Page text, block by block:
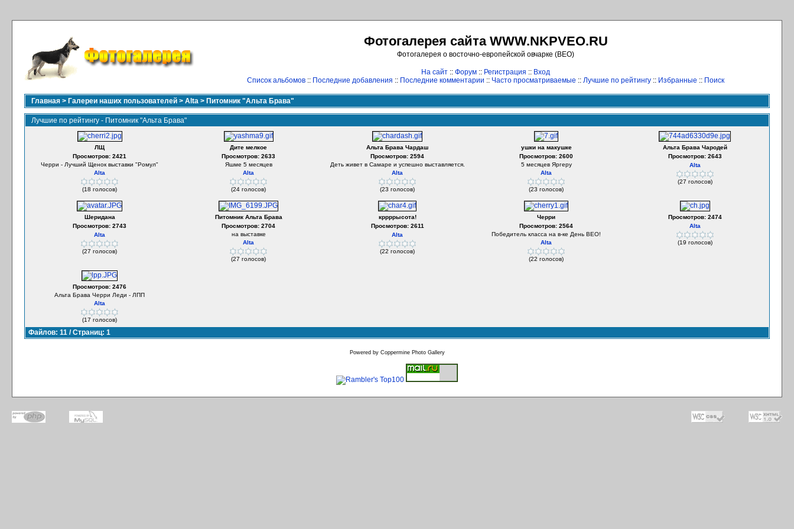
Фотогалерея сайта WWW.NKPVEO.RU
Фотогалерея о восточно-европейской овчарке (ВЕО)
На сайт :: Форум :: Регистрация :: Вход
Список альбомов :: Последние добавления :: Последние комментарии :: Часто просматриваемые :: Лучшие по рейтингу :: Избранные :: Поиск
Главная > Галереи наших пользователей > Alta > Питомник "Альта Брава"
Лучшие по рейтингу - Питомник "Альта Брава"
ЛЩ
Просмотров: 2421
Черри - Лучший Щенок выставки "Ромул"
Alta
(18 голосов)
Дите мелкое
Просмотров: 2633
Яшме 5 месяцев
Alta
(24 голосов)
Альта Брава Чардаш
Просмотров: 2594
Деть живет в Самаре и успешно выставляется.
Alta
(23 голосов)
ушки на макушке
Просмотров: 2600
5 месяцев Яргеру
Alta
(23 голосов)
Альта Брава Чародей
Просмотров: 2643
Alta
(27 голосов)
Шеридана
Просмотров: 2743
Alta
(27 голосов)
Питомник Альта Брава
Просмотров: 2704
на выставке
Alta
(27 голосов)
кррррысота!
Просмотров: 2611
Alta
(22 голосов)
Черри
Просмотров: 2564
Победитель класса на в-ке День ВЕО!
Alta
(22 голосов)
Просмотров: 2474
Alta
(19 голосов)
Просмотров: 2476
Альта Брава Черри Леди - ЛПП
Alta
(17 голосов)
Файлов: 11 / Страниц: 1
Powered by Coppermine Photo Gallery